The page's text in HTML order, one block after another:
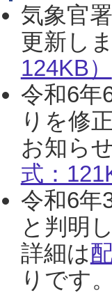
気象官
更新し
124KB）
令和6年
りを修
お知ら
式：
令和6年
と判明
詳細は
りです